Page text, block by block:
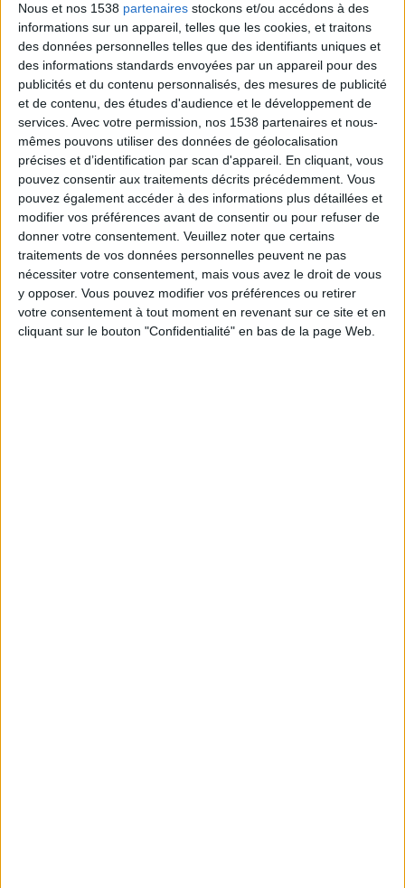
Nous et nos 1538 partenaires stockons et/ou accédons à des
informations sur un appareil, telles que les cookies, et traitons
des données personnelles telles que des identifiants uniques et
des informations standards envoyées par un appareil pour des
publicités et du contenu personnalisés, des mesures de publicité
et de contenu, des études d'audience et le développement de
services. Avec votre permission, nos 1538 partenaires et nous-
mêmes pouvons utiliser des données de géolocalisation
précises et d’identification par scan d'appareil. En cliquant, vous
pouvez consentir aux traitements décrits précédemment. Vous
pouvez également accéder à des informations plus détaillées et
modifier vos préférences avant de consentir ou pour refuser de
donner votre consentement. Veuillez noter que certains
traitements de vos données personnelles peuvent ne pas
nécessiter votre consentement, mais vous avez le droit de vous
y opposer. Vous pouvez modifier vos préférences ou retirer
votre consentement à tout moment en revenant sur ce site et en
cliquant sur le bouton "Confidentialité" en bas de la page Web.
framboises ? 28.20 Comment améliorer le sel ?
28.45 Pourquoi je suis à 1600 Kcal ? 29.15 Le
ragoût de mouton on peut ? 29.40 Les vertiges
pendant un régime, c'est normal ? 30.11 Je n'ai
pas le temps de préparer les repas...
Combien de kilos souhaitez-vous perdre ?
Moins de
5 kilos
De 5 à 10
kilos
Plus de
10 kilos
Webinaires en direct Voir tout